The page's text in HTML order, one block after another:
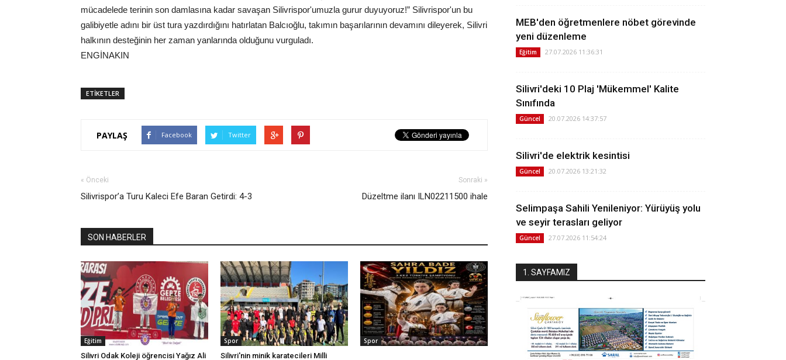
mücadelede terinin son damlasına kadar savaşan Silivrispor'umuzla gurur duyuyoruz!” Silivrispor'un bu
galibiyetle adını bir üst tura yazdırdığını hatırlatan Balcıoğlu, takımın başarılarının devamını dileyerek, Silivri
halkının desteğinin her zaman yanlarında olduğunu vurguladı.
ENGİNAKIN
ETİKETLER
PAYLAŞ Facebook Twitter
« Önceki
Silivrispor’a Turu Kaleci Efe Baran Getirdi: 4-3
Sonraki »
Düzeltme ilanı ILN02211500 ihale
SON HABERLER
Eğitim
Silivri Odak Koleji öğrencisi Yağız Ali
Spor
Silivri'nin minik karatecileri Milli
Spor
MEB'den öğretmenlere nöbet görevinde
yeni düzenleme
Eğitim 27.07.2026 11:36:31
Silivri'deki 10 Plaj 'Mükemmel' Kalite
Sınıfında
Güncel 20.07.2026 14:37:57
Silivri'de elektrik kesintisi
Güncel 20.07.2026 13:21:32
Selimpaşa Sahili Yenileniyor: Yürüyüş yolu
ve seyir terasları geliyor
Güncel 27.07.2026 11:54:24
1. SAYFAMIZ